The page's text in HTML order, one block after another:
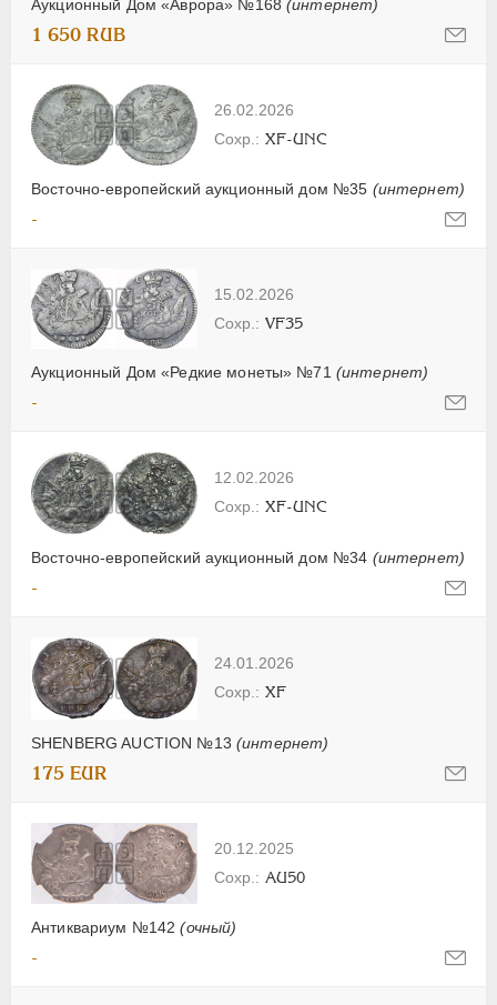
Аукционный Дом «Аврора» №168(интернет)
1 650 RUB
26.02.2026
Восточно-европейский аукционный дом №35 (интернет)
XF-UNC
-
15.02.2026
Аукционный Дом «Редкие монеты» №71 (интернет)
VF35
-
12.02.2026
Восточно-европейский аукционный дом №34 (интернет)
XF-UNC
-
24.01.2026
SHENBERG AUCTION №13 (интернет)
XF
175 EUR
20.12.2025
Антиквариум №142(очный)
AU50
-